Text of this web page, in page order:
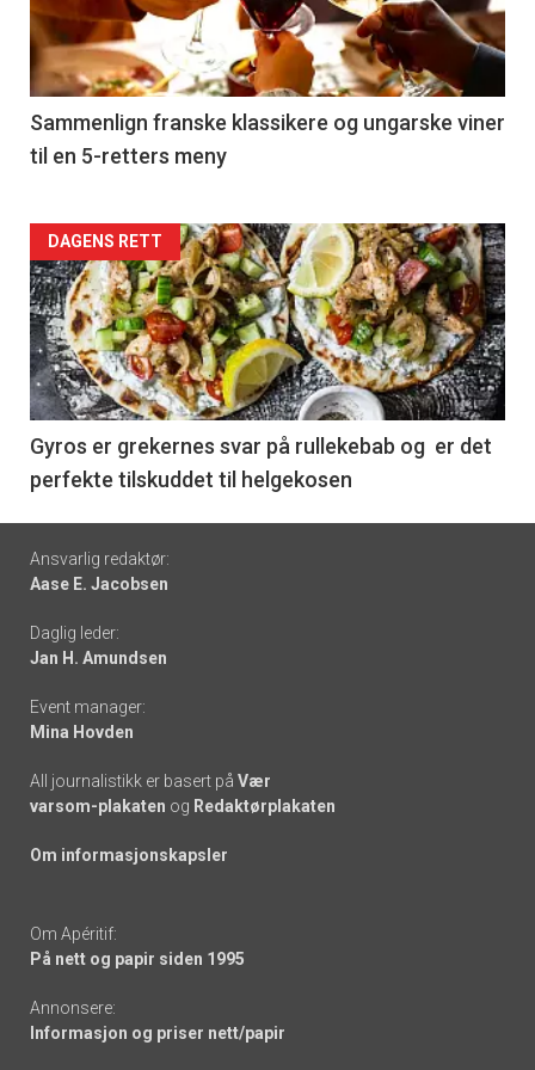
nå
-
5
Sammenlign franske klassikere og ungarske viner
til en 5-retters meny
Forsiden
akkurat
nå
-
6
DAGENS RETT
Gyros er grekernes svar på rullekebab og er det
perfekte tilskuddet til helgekosen
Footer
-
links
Ansvarlig redaktør:
Aase E. Jacobsen
Daglig leder:
Jan H. Amundsen
Event manager:
Mina Hovden
All journalistikk er basert på Vær
varsom-plakaten og Redaktørplakaten
Om informasjonskapsler
Om Apéritif:
På nett og papir siden 1995
Annonsere:
Informasjon og priser nett/papir